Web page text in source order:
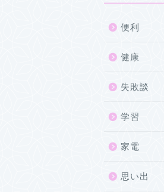
便利
健康
失敗談
学習
家電
思い出